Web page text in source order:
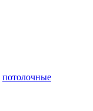
потолочные